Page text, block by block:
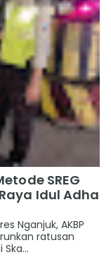
SREG
Idul Adha
Nganjuk, AKBP
ratusan